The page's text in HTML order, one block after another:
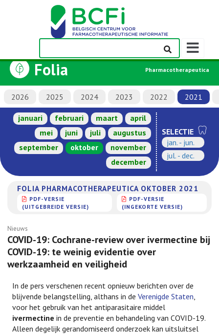
Folia Pharmacotherapeutica
2026 2025 2024 2023 2022 2021
januari februari maart
april
mei
juni juli
augustus
september
oktober
november
december
SELECTIE
jan. - jun.
jul. - dec.
FOLIA PHARMACOTHERAPEUTICA OKTOBER 2021
PDF-VERSIE
(UITGEBREIDE VERSIE)
PDF-VERSIE
(INGEKORTE VERSIE)
Nieuws
COVID-19: Cochrane-review over ivermectine bij
COVID-19: te weinig evidentie over
werkzaamheid en veiligheid
In de pers verschenen recent opnieuw berichten over de
blijvende belangstelling, althans in de Verenigde Staten,
voor het gebruik van het antiparasitaire middel
ivermectine in de preventie en behandeling van COVID-19.
Alleen degelijk gerandomiseerd onderzoek kan uitsluitsel